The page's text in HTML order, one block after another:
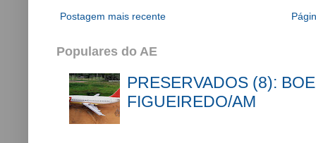
Postagem mais recente
Populares do AE
PRESERVADOS (8):
FIGUEIREDO/AM